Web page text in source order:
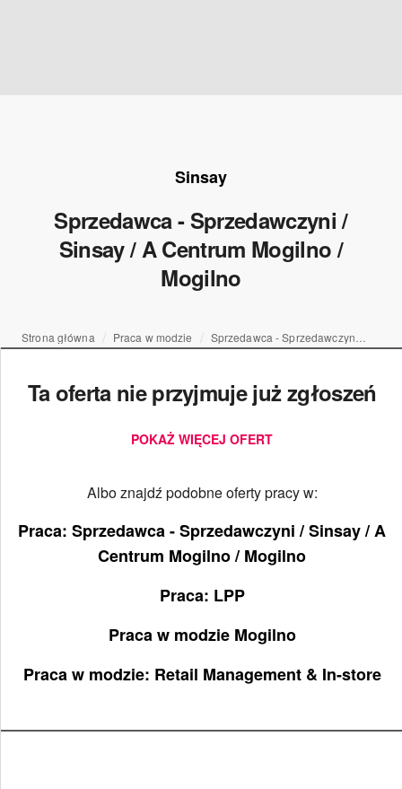
Sinsay
Sprzedawca - Sprzedawczyni /
Sinsay / A Centrum Mogilno /
Mogilno
Strona główna Praca w modzie
Ta oferta nie przyjmuje już zgłoszeń
POKAŻ WIĘCEJ OFERT
Albo znajdź podobne oferty pracy w:
Praca: Sprzedawca - Sprzedawczyni / Sinsay / A
Centrum Mogilno / Mogilno
Praca: LPP
Praca w modzie Mogilno
Praca w modzie: Retail Management & In-store